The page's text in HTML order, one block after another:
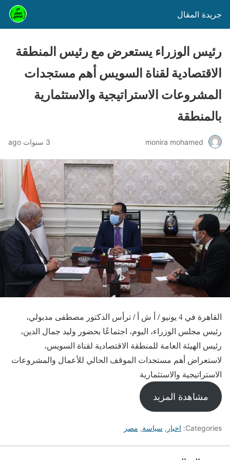
جريدة المقال
رئيس الوزراء يستعرض مع رئيس المنطقة
الاقتصادية لقناة السويس أهم مستجدات
المشروعات الاستراتيجية والاستثمارية
بالمنطقة
monira mohamed 3 سنوات ago
القاهرة في 4 يونيو / أ ش أ / ترأس الدكتور مصطفى مدبولي،
رئيس مجلس الوزراء، اليوم، اجتماعًا بحضور وليد جمال الدين،
رئيس الهيئة العامة للمنطقة الاقتصادية لقناة السويس،
لاستعراض أهم مستجدات الموقف الحالي للأعمال والمشروعات
الاستراتيجية والاستثمارية
مشاهدة المزيد
Categories: اخبار , سياسة, مصر